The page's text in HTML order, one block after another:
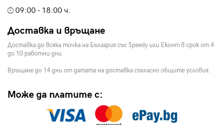
09:00 - 18:00 ч.
Доставка и връщане
Доставка до всяка точка на България със Speedy или Еконт в срок от 4
до 10 работни дни.
Връщане до 14 дни от датата на доставка съгласно общите условия.
Може да платите с: